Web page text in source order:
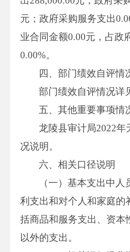
元；政府采购服务支出
业合同金额0.00元，占政
0.00%。
四、部门绩效自评情
部门绩效自评情况详
五、其他重要事项情
龙陵县审计局2022
况说明。
六、相关口径说明
（一）基本支出中
利支出和对个人和家庭的
括商品和服务支出、资本
以外的支出。